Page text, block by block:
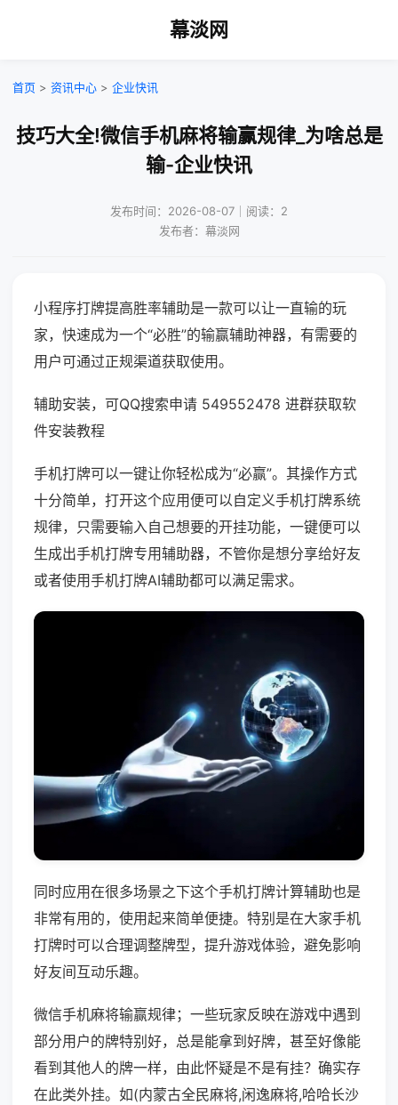
幕淡网
首页 > 资讯中心 > 企业快讯
技巧大全!微信手机麻将输赢规律_为啥总是
输-企业快讯
发布时间：2026-08-07｜阅读：2
发布者：幕淡网
小程序打牌提高胜率辅助是一款可以让一直输的玩
家，快速成为一个“必胜”的输赢辅助神器，有需要的
用户可通过正规渠道获取使用。
辅助安装，可QQ搜索申请 549552478 进群获取软
件安装教程
手机打牌可以一键让你轻松成为“必赢”。其操作方式
十分简单，打开这个应用便可以自定义手机打牌系统
规律，只需要输入自己想要的开挂功能，一键便可以
生成出手机打牌专用辅助器，不管你是想分享给好友
或者使用手机打牌AI辅助都可以满足需求。
同时应用在很多场景之下这个手机打牌计算辅助也是
非常有用的，使用起来简单便捷。特别是在大家手机
打牌时可以合理调整牌型，提升游戏体验，避免影响
好友间互动乐趣。
微信手机麻将输赢规律；一些玩家反映在游戏中遇到
部分用户的牌特别好，总是能拿到好牌，甚至好像能
看到其他人的牌一样，由此怀疑是不是有挂？确实存
在此类外挂。如(内蒙古全民麻将,闲逸麻将,哈哈长沙